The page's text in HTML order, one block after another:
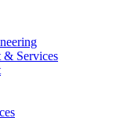
& Services